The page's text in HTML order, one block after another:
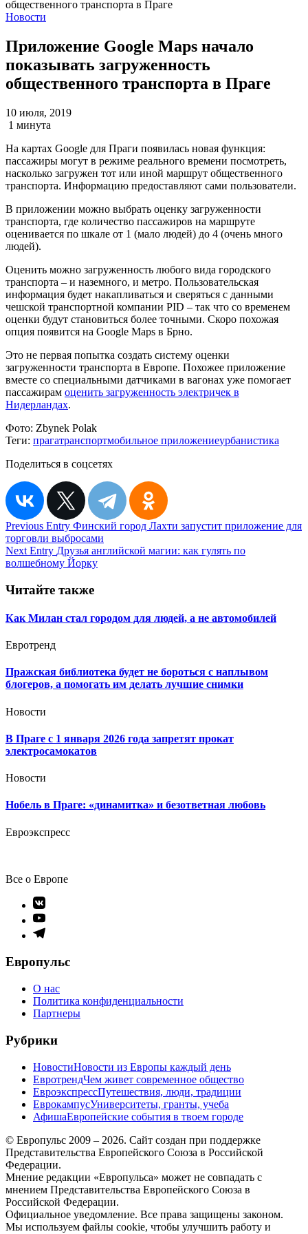
Новости
Приложение Google Maps начало
показывать загруженность
общественного транспорта в Праге
10 июля, 2019
1 минута
На картах Google для Праги появилась новая функция:
пассажиры могут в режиме реального времени посмотреть,
насколько загружен тот или иной маршрут общественного
транспорта. Информацию предоставляют сами пользователи.
В приложении можно выбрать оценку загруженности
транспорта, где количество пассажиров на маршруте
оценивается по шкале от 1 (мало людей) до 4 (очень много
людей).
Оценить можно загруженность любого вида городского
транспорта – и наземного, и метро. Пользовательская
информация будет накапливаться и сверяться с данными
чешской транспортной компании PID – так что со временем
оценки будут становиться более точными. Скоро похожая
опция появится на Google Maps в Брно.
Это не первая попытка создать систему оценки
загруженности транспорта в Европе. Похожее приложение
вместе со специальными датчиками в вагонах уже помогает
пассажирам оценить загруженность электричек в
Нидерландах.
Фото: Zbynek Polak
Теги: прагатранспортмобильное приложениеурбанистика
Поделиться в соцсетях
Навигация
по
записям
Previous Entry Финский город Лахти запустит приложение для
торговли выбросами
Next Entry Друзья английской магии: как гулять по
волшебному Йорку
Читайте также
Как Милан стал городом для людей, а не автомобилей
Евротренд
Пражская библиотека будет не бороться с наплывом
блогеров, а помогать им делать лучшие снимки
Новости
В Праге с 1 января 2026 года запретят прокат
электросамокатов
Новости
Нобель в Праге: «динамитка» и безответная любовь
Евроэкспресс
Все о Европе
Элемент
меню
Элемент
меню
Элемент
Европульс
О нас
Политика конфиденциальности
Партнеры
Рубрики
НовостиНовости из Европы каждый день
ЕвротрендЧем живет современное общество
ЕвроэкспрессПутешествия, люди, традиции
ЕврокампусУниверситеты, гранты, учеба
АфишаЕвропейские события в твоем городе
© Европульс 2009 – 2026. Сайт создан при поддержке
Представительства Европейского Союза в Российской
Федерации.
Мнение редакции «Европульса» может не совпадать с
мнением Представительства Европейского Союза в
Российской Федерации.
Официальное уведомление. Все права защищены законом.
Мы используем файлы cookie, чтобы улучшить работу и